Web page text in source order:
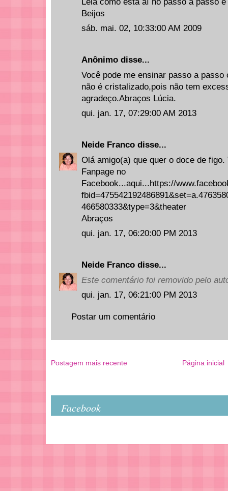
Beijos
sáb. mai. 02, 10:33:00 AM 2009
Anônimo disse...
Você pode me ensinar passo a
não é cristalizado,pois não tem
agradeço.Abraços Lúcia.
qui. jan. 17, 07:29:00 AM 2013
Neide Franco disse...
Olá amigo(a) que quer o doce de
Fanpage no
Facebook...aqui...https://
466580333&type=3&theater
Abraços
qui. jan. 17, 06:20:00 PM 2013
Neide Franco disse...
Este comentário foi removido pelo
qui. jan. 17, 06:21:00 PM 2013
Postar um comentário
Postagem mais recente Página inicial
Facebook